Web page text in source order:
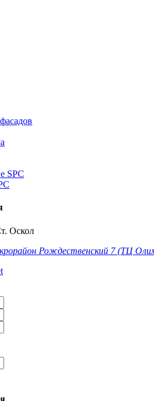
SPC
Оскол
Рождественский 7 (ТЦ